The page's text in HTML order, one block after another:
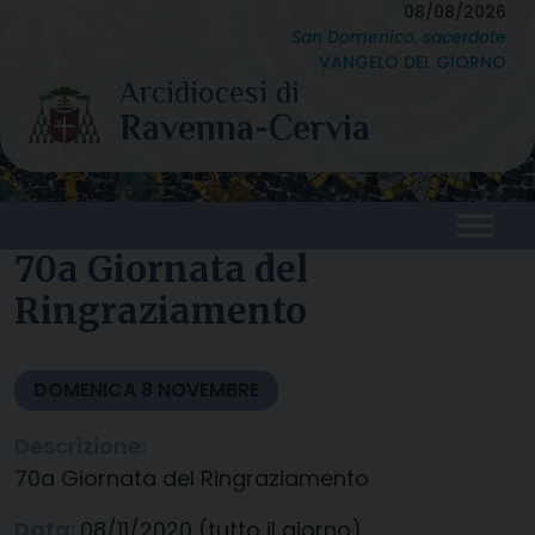
content
08/08/2026
San Domenico, sacerdote
VANGELO DEL GIORNO
70a Giornata del
Ringraziamento
DOMENICA 8 NOVEMBRE
70a Giornata del Ringraziamento